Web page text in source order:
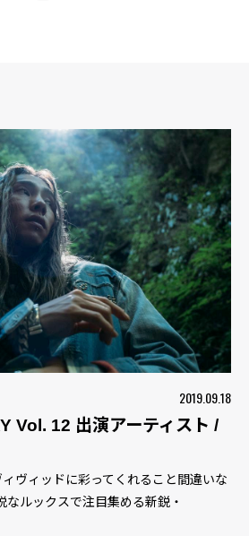
2019.09.18
Vol. 12 出演アーティスト /
ヴィッドに彩ってくれること間違いな
なルックスで注目集める新鋭・